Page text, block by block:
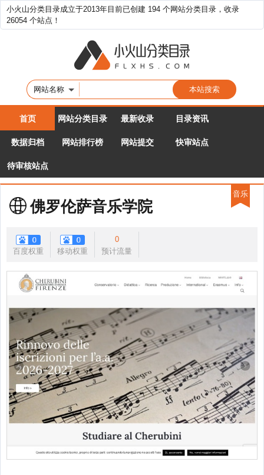
小火山分类目录成立于2013年目前已创建 194 个网站分类目录，收录
26054 个站点！
网站名称
首页 网站分类目录 最新收录 目录资讯
数据归档 网站排行榜 网站提交 快审站点
待审核站点
佛罗伦萨音乐学院
百度权重 移动权重
0
预计流量
音乐